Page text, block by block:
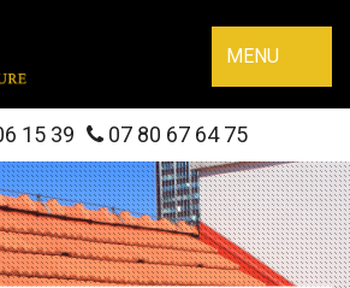
MENU
15 39 07 80 67 64 75